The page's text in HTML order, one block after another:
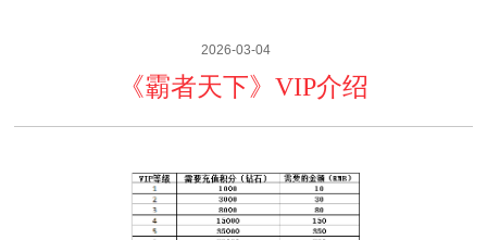
2026-03-04
《霸者天下》VIP介绍